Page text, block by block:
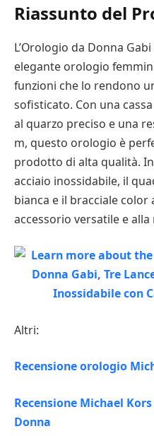
Riassunto del
L’Orologio da Donna
elegante orologio
funzioni che lo rendono
sofisticato. Con una
al quarzo preciso e una
m, questo orologio è
prodotto di alta qualità.
acciaio inossidabile, il
bianca e il bracciale
accessorio versatile e alla
Altri:
Recensione orologio
Recensione Michael
Donna